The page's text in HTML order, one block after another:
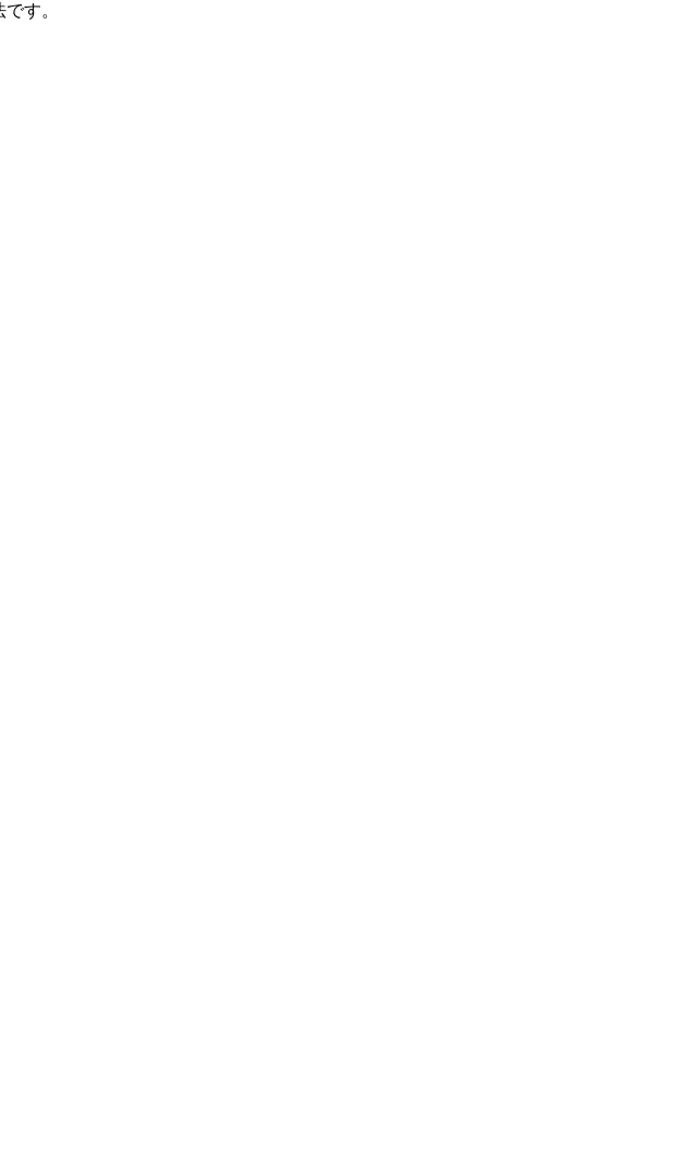
す。